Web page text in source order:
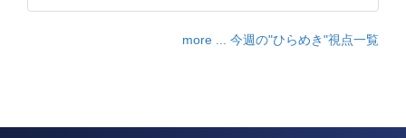
more ... 今週の"ひらめき"視点一覧